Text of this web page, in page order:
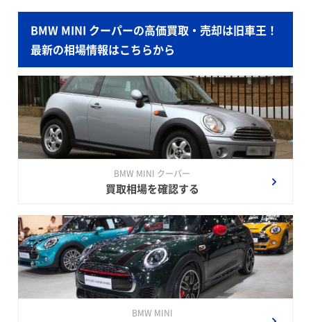
BMW MINI クーパーの高価買取・売却は旧車王！
最新の相場情報はこちらから
BMW MINI クーパー
買取相場を確認する
BMW MINI